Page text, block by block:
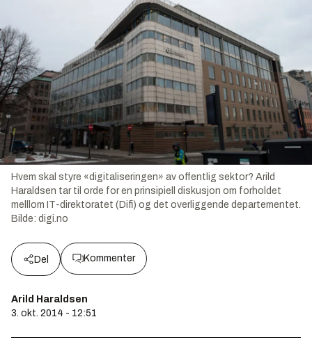
Hvem skal styre «digitaliseringen» av offentlig sektor? Arild
Haraldsen tar til orde for en prinsipiell diskusjon om forholdet
melllom IT-direktoratet (Difi) og det overliggende departementet.
Bilde: digi.no
Del Kommenter
Arild Haraldsen
3. okt. 2014 - 12:51